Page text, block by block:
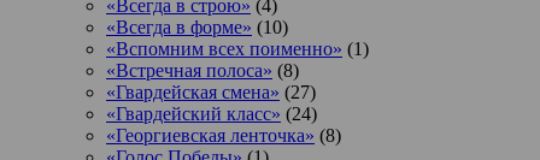
«Всегда в строю» (4)
«Всегда в форме» (10)
«Вспомним всех поименно» (1)
«Встречная полоса» (8)
«Гвардейская смена» (27)
«Гвардейский класс» (24)
«Георгиевская ленточка» (8)